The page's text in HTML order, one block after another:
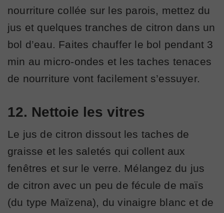
nourriture collée sur les parois, mettez du
jus et quelques tranches de citron dans un
bol d’eau. Faites chauffer le bol pendant 3
min au micro-ondes et les taches tenaces
de nourriture vont facilement s’essuyer.
12. Nettoie les vitres
Le jus de citron dissout les taches de
graisse et les saletés qui collent aux
fenêtres et sur le verre. Mélangez du jus
de citron avec un peu de fécule de maïs
(du type Maïzena), du vinaigre blanc et de